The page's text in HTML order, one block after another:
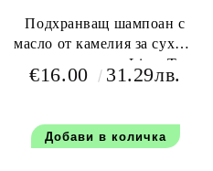
Подхранващ шампоан с
масло от камелия за сухи и
Care Elixir Renew Shampoo
€16.00 31.29лв.